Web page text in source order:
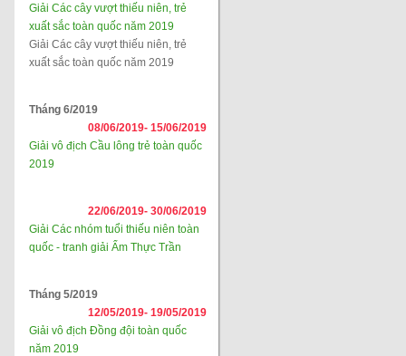
Giải Các cây vượt thiếu niên, trẻ
xuất sắc toàn quốc năm 2019
Giải Các cây vượt thiếu niên, trẻ
xuất sắc toàn quốc năm 2019
Tháng 6/2019
08/06/2019- 15/06/2019
Giải vô địch Cầu lông trẻ toàn quốc
2019
22/06/2019- 30/06/2019
Giải Các nhóm tuổi thiếu niên toàn
quốc - tranh giải Ẩm Thực Trần
Tháng 5/2019
12/05/2019- 19/05/2019
Giải vô địch Đồng đội toàn quốc
năm 2019